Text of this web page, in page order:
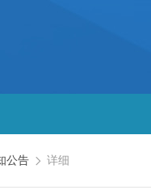
公告  详细